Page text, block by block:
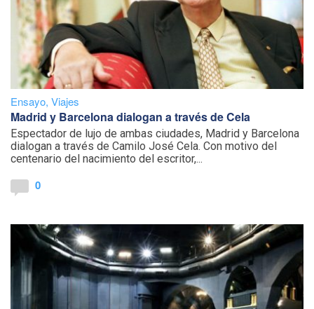
Ensayo, Viajes
Madrid y Barcelona dialogan a través de Cela
Espectador de lujo de ambas ciudades, Madrid y Barcelona
dialogan a través de Camilo José Cela. Con motivo del
centenario del nacimiento del escritor,...
0